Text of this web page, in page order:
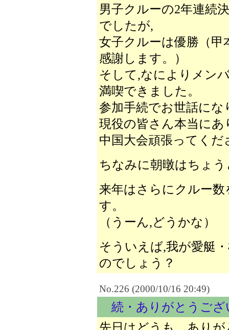
男子クルーの2年連続
でしたが,
女子クルーは優勝（
感謝します。）
そして,なによりメン
満喫できました。
参加手続でお世話に
現役の皆さん本当に
中国大会頑張ってくだ
ちなみに朝暾はちょ
来年はさらにクルー
す。
（うーん,どうかな）
そういえば,我が愛艇
のでしょう？
No.226 (2000/10/16 20:49)
続・ありがとうご